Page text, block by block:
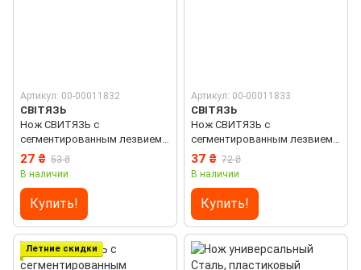
Артикул: 00-00011832
СВІТЯЗЬ
Нож СВИТЯЗЬ с
сегментированным лезвием,
18 мм (81963)
27 ₴ 53 ₴
В наличии
Купить!
Артикул: 00-00011833
СВІТЯЗЬ
Нож СВИТЯЗЬ с
сегментированным лезвием,
18 мм (81964)
37 ₴ 72 ₴
В наличии
Купить!
Летние скидки